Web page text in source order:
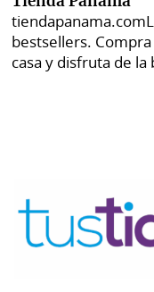
tiendapanama.com
bestsellers.
casa y disfruta de la